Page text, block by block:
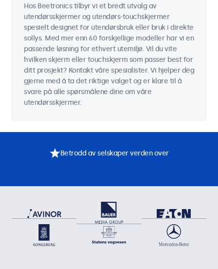
Hos Beetronics tilbyr vi et bredt utvalg av
utendørsskjermer og utendørs-touchskjermer
spesielt designet for utendørsbruk eller bruk i direkte
sollys. Med mer enn 60 forskjellige modeller har vi en
passende løsning for ethvert utemiljø. Vil du vite
hvilken skjerm eller touchskjerm som passer best for
ditt prosjekt? Kontakt våre spesialister. Vi hjelper deg
gjerne med å ta det riktige valget og er klare til å
svare på alle spørsmålene dine om våre
utendørsskjermer.
Betrodd av selskaper verden over